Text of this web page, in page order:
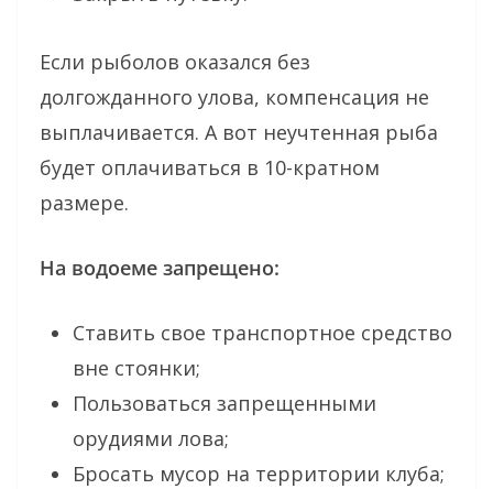
Если рыболов оказался без
долгожданного улова, компенсация не
выплачивается. А вот неучтенная рыба
будет оплачиваться в 10-кратном
размере.
На водоеме запрещено:
Ставить свое транспортное средство
вне стоянки;
Пользоваться запрещенными
орудиями лова;
Бросать мусор на территории клуба;